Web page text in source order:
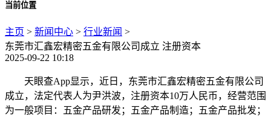
当前位置
主页 > 新闻中心 > 行业新闻 >
东莞市汇鑫宏精密五金有限公司成立 注册资本
2025-09-22 10:18
天眼查App显示，近日，东莞市汇鑫宏精密五金有限公司
成立，法定代表人为尹洪波，注册资本10万人民币，经营范围
为一般项目：五金产品研发；五金产品制造；五金产品批发；